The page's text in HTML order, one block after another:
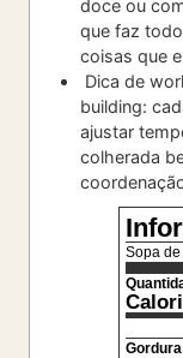
doce ou
que faz
coisas que
Dica de
building:
ajustar
colherada
Sopa
Gordura